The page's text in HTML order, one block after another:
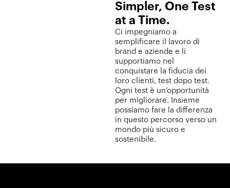
Simpler, One Test
at a Time.
Ci impegniamo a
semplificare il lavoro di
brand e aziende e li
supportiamo nel
conquistare la fiducia dei
loro clienti, test dopo test.
Ogni test è un’opportunità
per migliorare. Insieme
possiamo fare la differenza
in questo percorso verso un
mondo più sicuro e
sostenibile.